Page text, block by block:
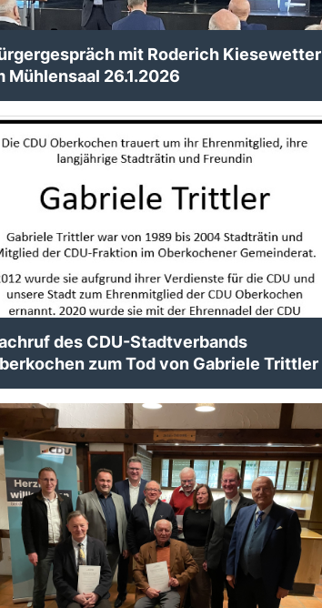
mit Roderich Kiesewetter
Mühlensaal 26.1.2026
des CDU-Stadtverbands
zum Tod von Gabriele Trittler